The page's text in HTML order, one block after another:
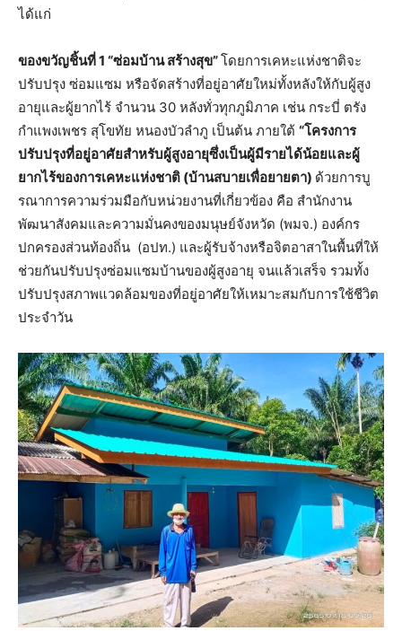
ได้แก่
ของขวัญชิ้นที่ 1 “ซ่อมบ้าน สร้างสุข”โดยการเคหะแห่งชาติจะ
ปรับปรุง ซ่อมแซม หรือจัดสร้างที่อยู่อาศัยใหม่ทั้งหลังให้กับผู้สูง
อายุและผู้ยากไร้ จำนวน 30 หลังทั่วทุกภูมิภาค เช่น กระบี่ ตรัง
กำแพงเพชร สุโขทัย หนองบัวลำภู เป็นต้น ภายใต้ “โครงการ
ปรับปรุงที่อยู่อาศัยสำหรับผู้สูงอายุซึ่งเป็นผู้มีรายได้น้อยและผู้
ยากไร้ของการเคหะแห่งชาติ (บ้านสบายเพื่อยายตา) ด้วยการบู
รณาการความร่วมมือกับหน่วยงานที่เกี่ยวข้อง คือ สำนักงาน
พัฒนาสังคมและความมั่นคงของมนุษย์จังหวัด (พมจ.) องค์กร
ปกครองส่วนท้องถิ่น (อปท.) และผู้รับจ้างหรือจิตอาสาในพื้นที่ให้
ช่วยกันปรับปรุงซ่อมแซมบ้านของผู้สูงอายุ จนแล้วเสร็จ รวมทั้ง
ปรับปรุงสภาพแวดล้อมของที่อยู่อาศัยให้เหมาะสมกับการใช้ชีวิต
ประจำวัน